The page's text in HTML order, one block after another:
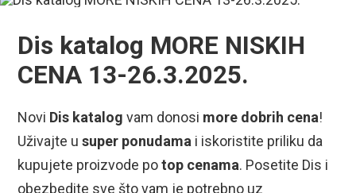
Dis katalog MORE NISKIH
CENA 13-26.3.2025.
Novi Dis katalogvam donosi more dobrih cena!
Uživajte usuper ponudama i iskoristite priliku da
kupujete proizvode potop cenama. Posetite Dis i
obezbedite sve što vam je potrebno uz